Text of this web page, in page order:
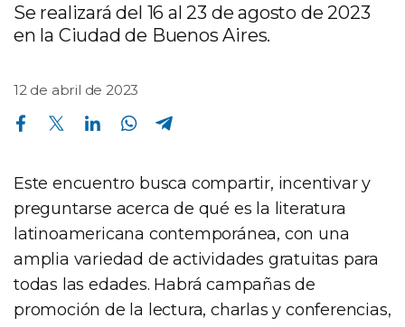
Se realizará del 16 al 23 de agosto de 2023
en la Ciudad de Buenos Aires.
12 de abril de 2023
Compartir en Facebook Compartir en Twitter Compartir en Linkedin Compartir en Whatsapp
Este encuentro busca compartir, incentivar y
preguntarse acerca de qué es la literatura
latinoamericana contemporánea, con una
amplia variedad de actividades gratuitas para
todas las edades. Habrá campañas de
promoción de la lectura, charlas y conferencias,